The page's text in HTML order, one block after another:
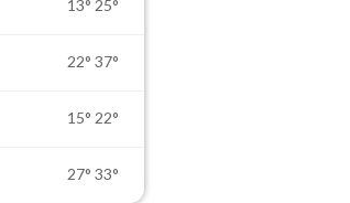
13° 25°
22° 37°
15° 22°
27° 33°